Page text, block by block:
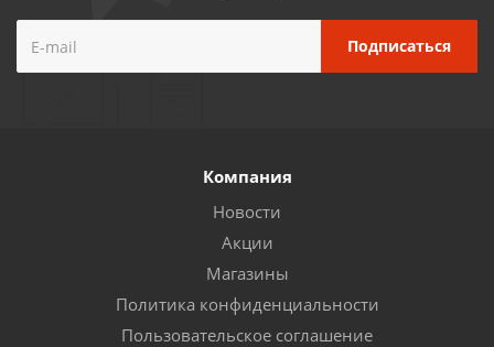
Компания
Новости
Акции
Магазины
Политика конфиденциальности
Пользовательское соглашение